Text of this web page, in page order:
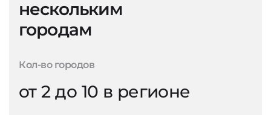
нескольким
городам
Кол-во городов
от 2 до 10 в регионе